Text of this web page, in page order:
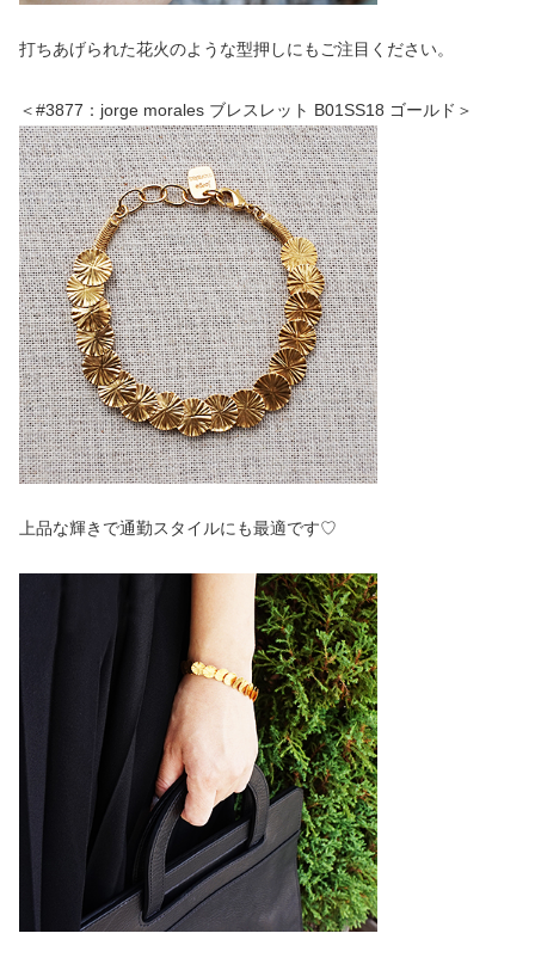
打ちあげられた花火のような型押しにもご注目ください。
＜#3877：jorge morales ブレスレット B01SS18 ゴールド＞
上品な輝きで通勤スタイルにも最適です♡